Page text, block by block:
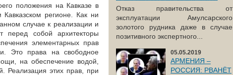
положения на Кавказе в
регионе. Как ни
случае к реализации и
перед собой архитекторы
элементарных прав
Это права на свободное
на обеспечение водой,
Реализация этих прав, при
Отказ правительства от
эксплуатации Амулсарского
золотого рудника даже в случае
позитивного экспертного...
05.05.2019
АРМЕНИЯ –
РОССИЯ: РВАНЁТ